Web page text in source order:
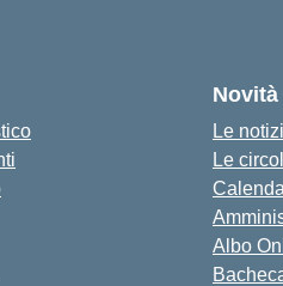
Novità
Le
Le
Albo